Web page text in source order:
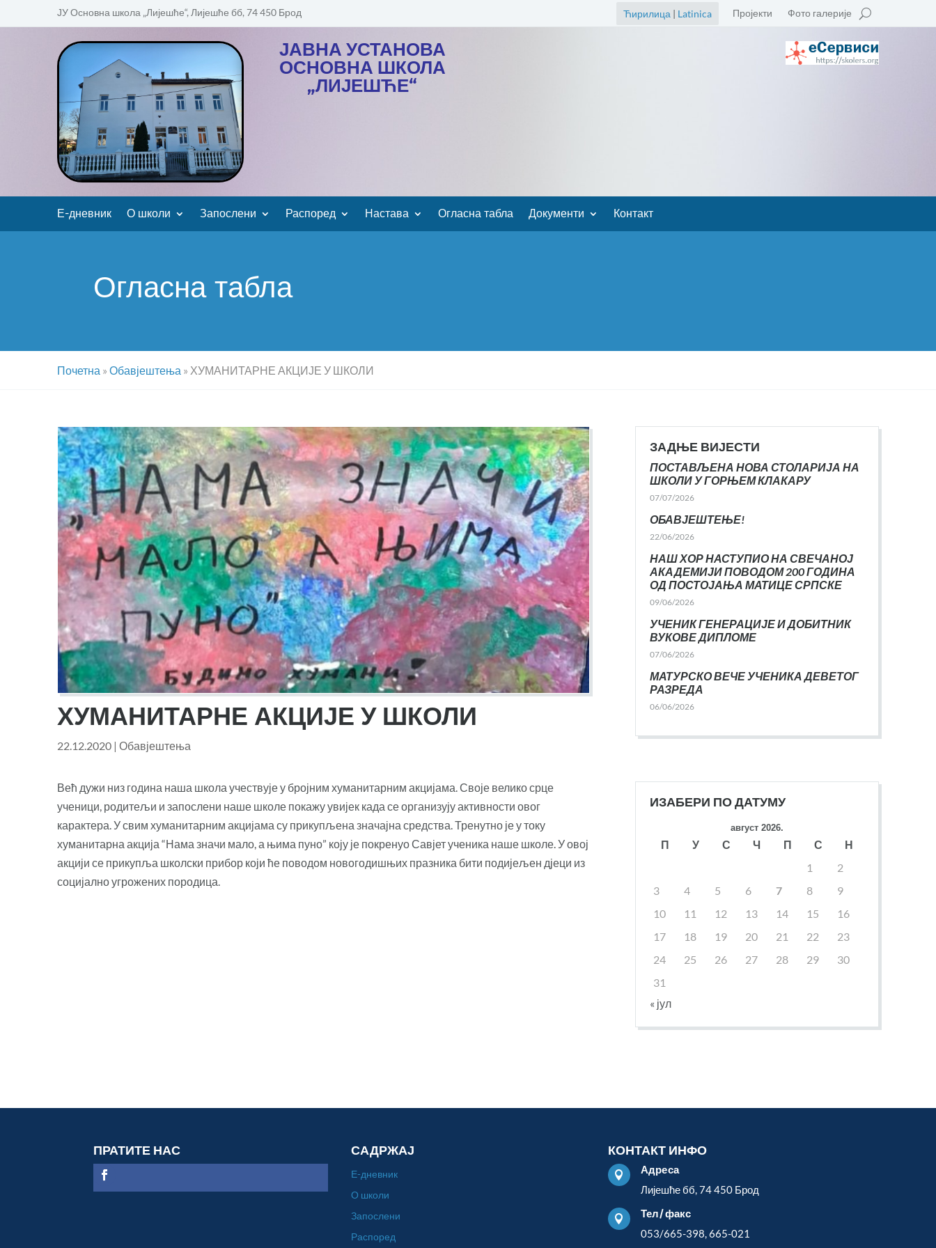
ЈУ Основна школа „Лијешће“, Лијешће бб, 74 450 Брод Пројекти Фото галерије
Ћирилица | Latinica
ЈАВНА УСТАНОВА
ОСНОВНА ШКОЛА
„ЛИЈЕШЋЕ“
Е-дневник О школи Запослени Распоред Настава Огласна табла Документи Контакт
Огласна табла
Почетна » Обавјештења » ХУМАНИТАРНЕ АКЦИЈЕ У ШКОЛИ
ХУМАНИТАРНЕ АКЦИЈЕ У ШКОЛИ
22.12.2020 | Обавјештења
Већ дужи низ година наша школа учествује у бројним хуманитарним акцијама. Своје велико срце
ученици, родитељи и запослени наше школе покажу увијек када се организују активности овог
карактера. У свим хуманитарним акцијама су прикупљена значајна средства. Тренутно је у току
хуманитарна акција “Нама значи мало, а њима пуно” коју је покренуо Савјет ученика наше школе. У овој
акцији се прикупља школски прибор који ће поводом новогодишњих празника бити подијељен дјеци из
социјално угрожених породица.
ЗАДЊЕ ВИЈЕСТИ
ПОСТАВЉЕНА НОВА СТОЛАРИЈА НА
ШКОЛИ У ГОРЊЕМ КЛАКАРУ
07/07/2026
ОБАВЈЕШТЕЊЕ!
22/06/2026
НАШ ХОР НАСТУПИО НА СВЕЧАНОЈ
АКАДЕМИЈИ ПОВОДОМ 200 ГОДИНА
ОД ПОСТОЈАЊА МАТИЦЕ СРПСКЕ
09/06/2026
УЧЕНИК ГЕНЕРАЦИЈЕ И ДОБИТНИК
ВУКОВЕ ДИПЛОМЕ
07/06/2026
МАТУРСКО ВЕЧЕ УЧЕНИКА ДЕВЕТОГ
РАЗРЕДА
06/06/2026
ИЗАБЕРИ ПО ДАТУМУ
август 2026.
П У С Ч П С
Н
1
2
3
4 5 6 7 8
9
10
11 12 13 14 15
16
17
18 19 20 21 22
23
24
25 26 27 28 29
30
31
« јул
ПРАТИТЕ НАС САДРЖАЈ
Е-дневник
О школи
Запослени
Распоред
КОНТАКТ ИНФО

Адреса
Лијешће бб, 74 450 Брод

Тел/факс
053/665-398, 665-021